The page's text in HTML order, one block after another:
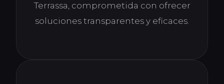
Terrassa, comprometida con ofrecer
soluciones transparentes y eficaces.